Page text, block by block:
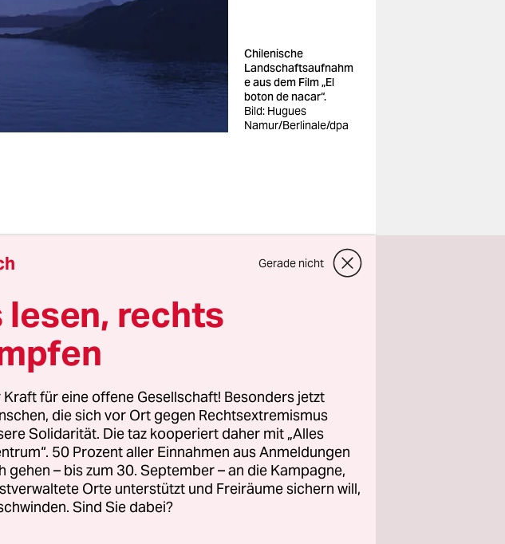
Chilenische
Landschaftsaufnahm
e aus dem Film „El
boton de nacar“.
Bild: Hugues
Namur/Berlinale/dpa
Stock des Berlinale-Palasts,
Guzmán und die
Es ist das letzte Gespräch
Herr mit schlohweißem
seiner klaren, hellen
weil sie aus dem Off auch
begleitet.
„El botón de nácar“, als Sie
weil „Nostalgia …“ in
ist, der neue Film
War dieser Kontrast
Gerade nicht
lesen, rechts
für eine offene Gesellschaft! Besonders jetzt
die sich vor Ort gegen Rechtsextremismus
Solidarität. Die taz kooperiert daher mit „Alles
50 Prozent aller Einnahmen aus Anmeldungen
gehen – bis zum 30. September – an die Kampagne,
Orte unterstützt und Freiräume sichern will,
Sind Sie dabei?